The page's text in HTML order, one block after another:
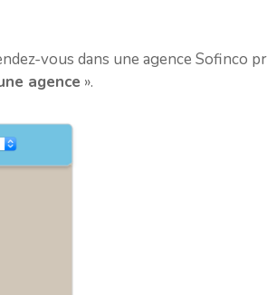
vous dans une agence Sofinco
agence ».